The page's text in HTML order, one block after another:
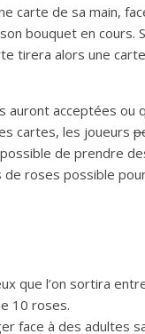
de sa main,
bouquet en
alors une
acceptées
cartes, les joueurs
de prendre
roses possible
que l’on sortira
10 roses.
à des adultes